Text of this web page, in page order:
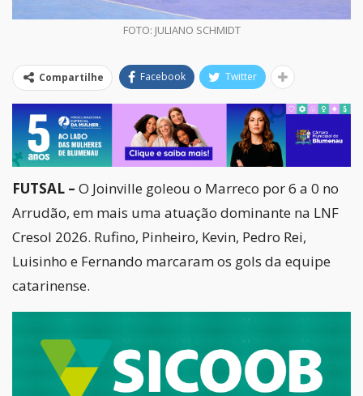
FOTO: JULIANO SCHMIDT
Compartilhe Facebook Twitter
FUTSAL – O Joinville goleou o Marreco por 6 a 0 no
Arrudão, em mais uma atuação dominante na LNF
Cresol 2026. Rufino, Pinheiro, Kevin, Pedro Rei,
Luisinho e Fernando marcaram os gols da equipe
catarinense.